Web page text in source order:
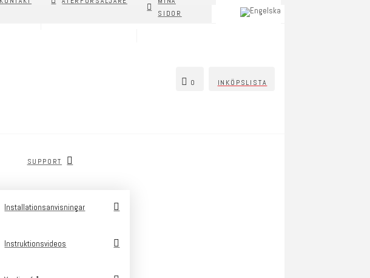
SIDOR
0 INKÖPSLISTA
SUPPORT
Installationsanvisningar
Instruktionsvideos